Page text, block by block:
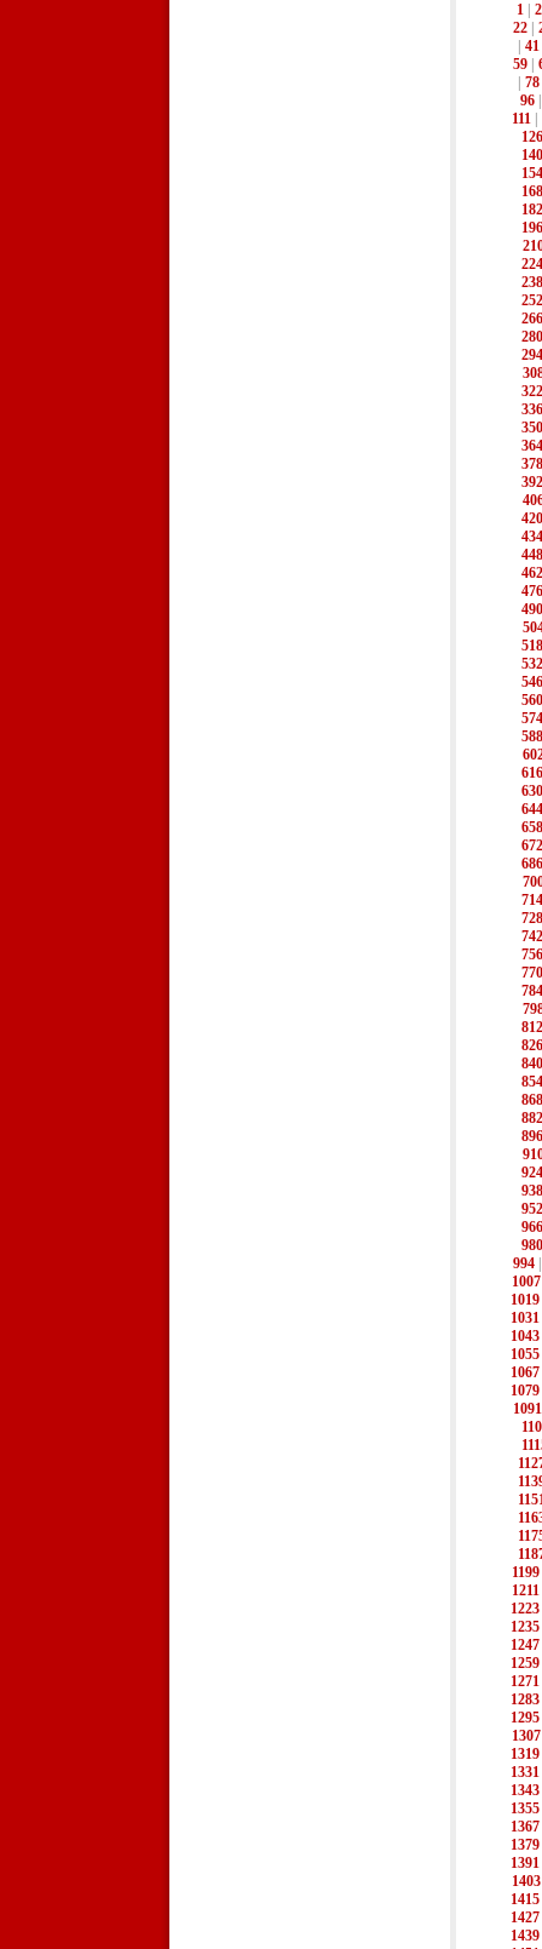
1
2
22|
41
59|
78
96
111|
126
140
154
168
182
196
224
238
252
266
280
294
322
336
350
364
378
392
420
434
448
462
476
490
518
532
546
560
574
588
616
630
644
658
672
686
714
728
742
756
770
784
812
826
840
854
868
882
896
924
938
952
966
980
994
1007
1019
1031
1043
1055
1067
1079
1091
1199
1211
1223
1235
1247
1259
1271
1283
1295
1307
1319
1331
1343
1355
1367
1379
1391
1403
1415
1427
1439